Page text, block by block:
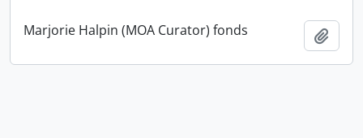
Marjorie Halpin (MOA Curator) fonds